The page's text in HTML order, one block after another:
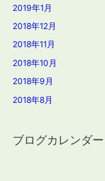
2019年1月
2018年12月
2018年11月
2018年10月
2018年9月
2018年8月
ブログカレンダー